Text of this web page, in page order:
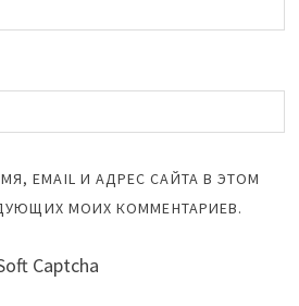
EMAIL И АДРЕС САЙТА В ЭТОМ
МОИХ КОММЕНТАРИЕВ.
Captcha